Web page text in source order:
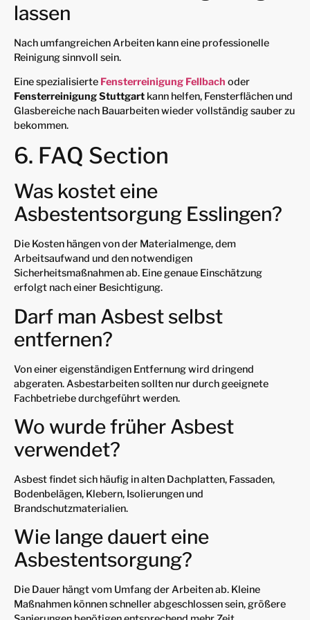
lassen
Nach umfangreichen Arbeiten kann eine professionelle
Reinigung sinnvoll sein.
Eine spezialisierte Fensterreinigung Fellbach oder
Fensterreinigung Stuttgart kann helfen, Fensterflächen und
Glasbereiche nach Bauarbeiten wieder vollständig sauber zu
bekommen.
6. FAQ Section
Was kostet eine
Asbestentsorgung Esslingen?
Die Kosten hängen von der Materialmenge, dem
Arbeitsaufwand und den notwendigen
Sicherheitsmaßnahmen ab. Eine genaue Einschätzung
erfolgt nach einer Besichtigung.
Darf man Asbest selbst
entfernen?
Von einer eigenständigen Entfernung wird dringend
abgeraten. Asbestarbeiten sollten nur durch geeignete
Fachbetriebe durchgeführt werden.
Wo wurde früher Asbest
verwendet?
Asbest findet sich häufig in alten Dachplatten, Fassaden,
Bodenbelägen, Klebern, Isolierungen und
Brandschutzmaterialien.
Wie lange dauert eine
Asbestentsorgung?
Die Dauer hängt vom Umfang der Arbeiten ab. Kleine
Maßnahmen können schneller abgeschlossen sein, größere